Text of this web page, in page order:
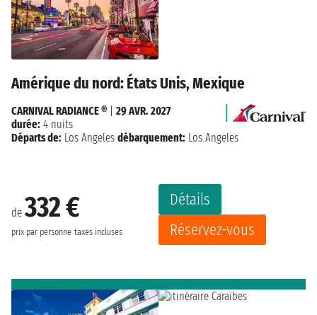
Amérique du nord: États Unis, Mexique
de332 €
prix par personne taxes incluses
Détails
Réservez-vous
CARNIVAL RADIANCE ®
29 AVR. 2027
durée: 4 nuits
Départs de: Los Angeles débarquement: Los Angeles